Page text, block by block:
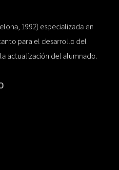
1992) especializada en
para el desarrollo del
actualización del alumnado.